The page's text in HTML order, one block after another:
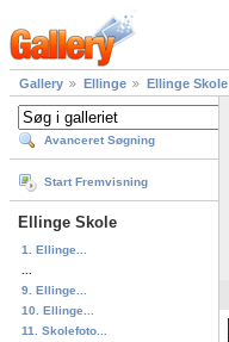
Gallery Ellinge Ellinge Skole
Avanceret Søgning
Start Fremvisning
Ellinge Skole
1. Ellinge...
9. Ellinge...
10. Ellinge...
11. Skolefoto...